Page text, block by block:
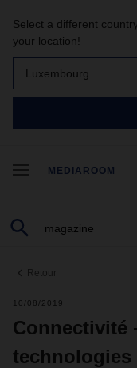
Select a different
your location!
Luxembourg
MEDIAROOM
Retour
10/08/2019
Connectivité
technologies